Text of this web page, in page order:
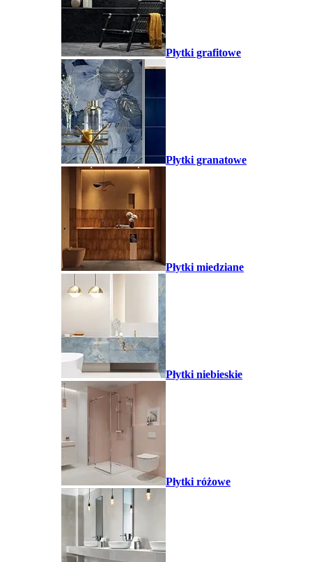
Płytki grafitowe
Płytki granatowe
Płytki miedziane
Płytki niebieskie
Płytki różowe